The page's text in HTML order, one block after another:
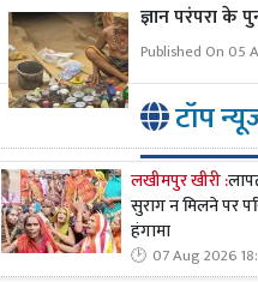
ज्ञान परंपरा के
Published On 05
टॉप
लखीमपुर खीरी :
सुराग न मिलने पर
हंगामा
07 Aug 2026